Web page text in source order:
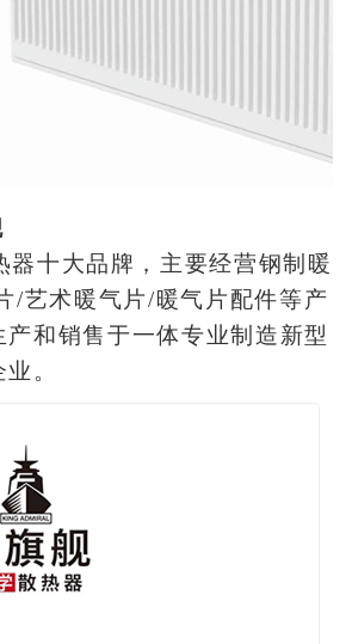
器十大品牌，主要经营钢制暖
/艺术暖气片/暖气片配件等产
产和销售于一体专业制造新型
。